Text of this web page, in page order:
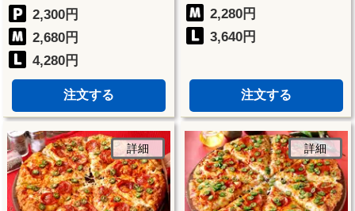
2,300円
2,680円
4,280円
注文する
2,280円
3,640円
注文する
詳細 詳細